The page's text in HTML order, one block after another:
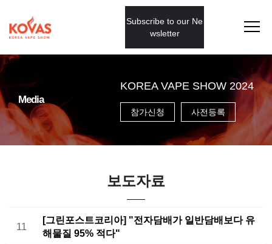
Subscribe to our Ne
wsletter
Media
KOREA VAPE SHOW 2024
참가신청 사전등록
보도자료
11
[그린포스트코리아] "전자담배가 일반담배보다 유
해물질 95% 적다"